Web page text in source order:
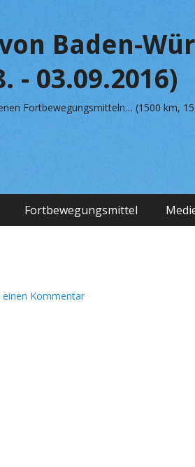
Baden-
- 03.09.2016)
Fortbewegungsmitteln… (1500 km,
Fortbewegungsmittel
einen Kommentar